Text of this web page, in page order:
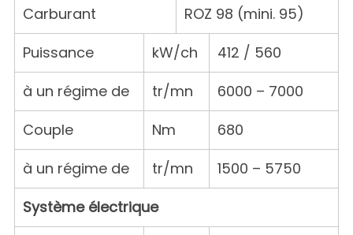
Carburant
ROZ 98 (mini. 95)
Puissance
kW/ch
412 / 560
à un régime de
tr/mn
6000 – 7000
Couple
Nm
680
à un régime de
tr/mn
1500 – 5750
Système électrique